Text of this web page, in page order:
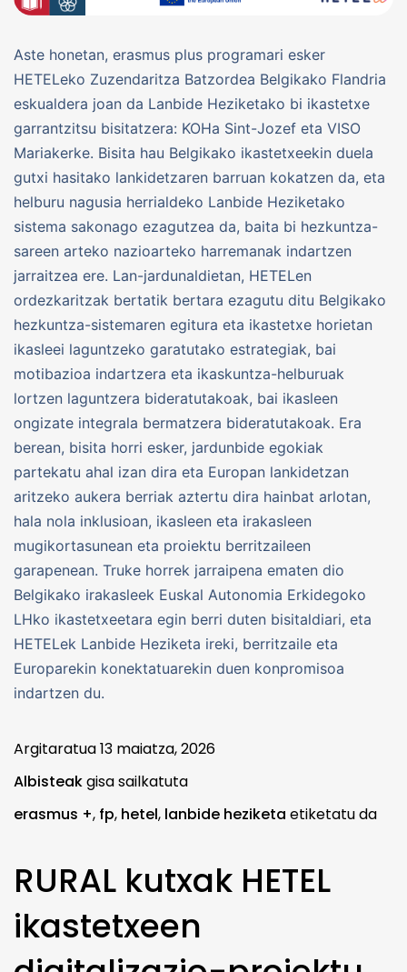
Aste honetan, erasmus plus programari esker
HETELeko Zuzendaritza Batzordea Belgikako Flandria
eskualdera joan da Lanbide Heziketako bi ikastetxe
garrantzitsu bisitatzera: KOHa Sint-Jozef eta VISO
Mariakerke. Bisita hau Belgikako ikastetxeekin duela
gutxi hasitako lankidetzaren barruan kokatzen da, eta
helburu nagusia herrialdeko Lanbide Heziketako
sistema sakonago ezagutzea da, baita bi hezkuntza-
sareen arteko nazioarteko harremanak indartzen
jarraitzea ere. Lan-jardunaldietan, HETELen
ordezkaritzak bertatik bertara ezagutu ditu Belgikako
hezkuntza-sistemaren egitura eta ikastetxe horietan
ikasleei laguntzeko garatutako estrategiak, bai
motibazioa indartzera eta ikaskuntza-helburuak
lortzen laguntzera bideratutakoak, bai ikasleen
ongizate integrala bermatzera bideratutakoak. Era
berean, bisita horri esker, jardunbide egokiak
partekatu ahal izan dira eta Europan lankidetzan
aritzeko aukera berriak aztertu dira hainbat arlotan,
hala nola inklusioan, ikasleen eta irakasleen
mugikortasunean eta proiektu berritzaileen
garapenean. Truke horrek jarraipena ematen dio
Belgikako irakasleek Euskal Autonomia Erkidegoko
LHko ikastetxeetara egin berri duten bisitaldiari, eta
HETELek Lanbide Heziketa ireki, berritzaile eta
Europarekin konektatuarekin duen konpromisoa
indartzen du.
Argitaratua13 maiatza, 2026
Albisteakgisa sailkatuta
erasmus +, fp, hetel, lanbide heziketa etiketatu da
RURAL kutxak HETEL
ikastetxeen